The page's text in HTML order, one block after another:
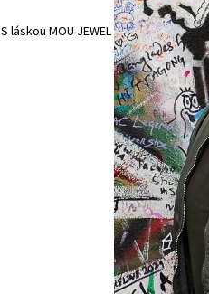
S láskou MOU JEWEL